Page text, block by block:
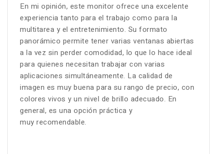
En mi opinión, este monitor ofrece una excelente
experiencia tanto para el trabajo como para la
multitarea y el entretenimiento. Su formato
panorámico permite tener varias ventanas abiertas
a la vez sin perder comodidad, lo que lo hace ideal
para quienes necesitan trabajar con varias
aplicaciones simultáneamente. La calidad de
imagen es muy buena para su rango de precio, con
colores vivos y un nivel de brillo adecuado. En
general, es una opción práctica y
muy recomendable.